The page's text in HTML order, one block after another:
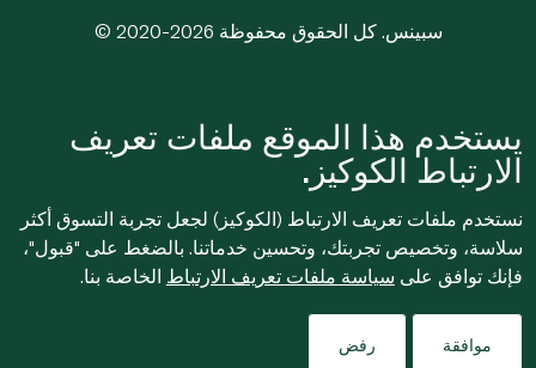
© 2020-2026 سبينس. كل الحقوق محفوظة
يستخدم هذا الموقع ملفات تعريف
الارتباط الكوكيز.
نستخدم ملفات تعريف الارتباط (الكوكيز) لجعل تجربة التسوق أكثر
سلاسة، وتخصيص تجربتك، وتحسين خدماتنا. بالضغط على "قبول"،
فإنك توافق على سياسة ملفات تعريف الارتباط الخاصة بنا.
موافقة رفض